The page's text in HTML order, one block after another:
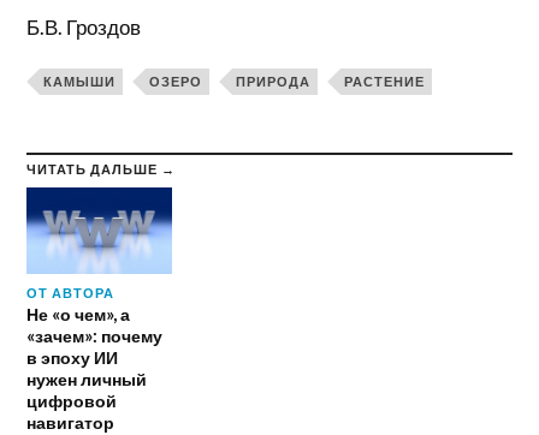
Б.В. Гроздов
КАМЫШИ ОЗЕРО ПРИРОДА РАСТЕНИЕ
ЧИТАТЬ ДАЛЬШЕ →
ОТ АВТОРА
Не «о чем», а
«зачем»: почему
в эпоху ИИ
нужен личный
цифровой
навигатор